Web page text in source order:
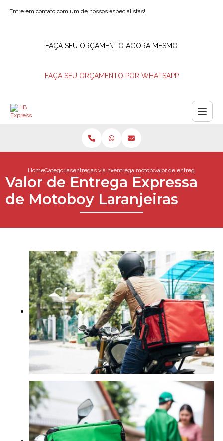
Entre em contato com um de nossos especialistas!
FAÇA SEU ORÇAMENTO AGORA MESMO
FAÇA SEU ORÇAMENTO POR WHATSAPP
HomeCategoriasentregas via motoboyentrega motoboy com seguro
valor de entrega
Valor de Entrega Expressa
de Motoboy Laranjeiras